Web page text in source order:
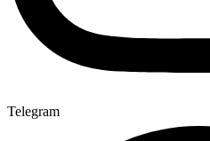
Telegram